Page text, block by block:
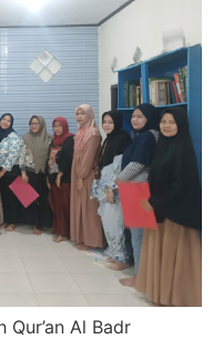
Al Badr